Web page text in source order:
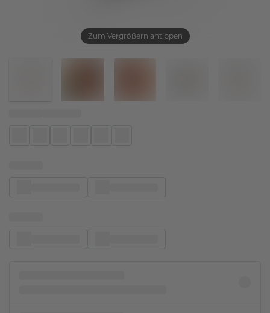
Zum Vergrößern antippen